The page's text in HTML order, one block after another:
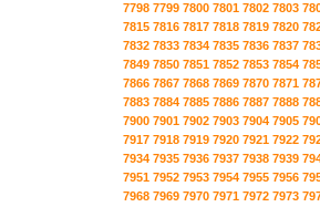
7798 7799 7800 7801 7802 7803
7815 7816 7817 7818 7819 7820
7832 7833 7834 7835 7836 7837
7849 7850 7851 7852 7853 7854
7866 7867 7868 7869 7870 7871
7883 7884 7885 7886 7887 7888
7900 7901 7902 7903 7904 7905
7917 7918 7919 7920 7921 7922
7934 7935 7936 7937 7938 7939
7951 7952 7953 7954 7955 7956
7968 7969 7970 7971 7972 7973